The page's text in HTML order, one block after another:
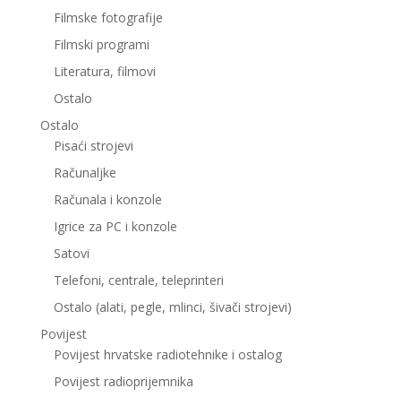
Filmske fotografije
Filmski programi
Literatura, filmovi
Ostalo
Ostalo
Pisaći strojevi
Računaljke
Računala i konzole
Igrice za PC i konzole
Satovi
Telefoni, centrale, teleprinteri
Ostalo (alati, pegle, mlinci, šivači strojevi)
Povijest
Povijest hrvatske radiotehnike i ostalog
Povijest radioprijemnika